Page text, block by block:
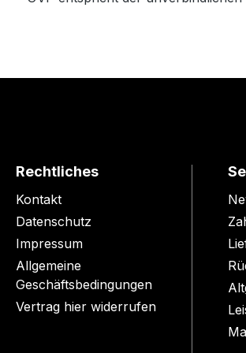
Rechtliches
Kontakt
Datenschutz
Impressum
Allgemeine
Geschäftsbedingungen
Vertrag hier widerrufen